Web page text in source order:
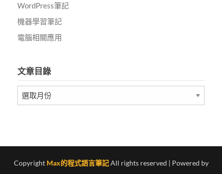
WordPress筆記
機器學習筆記
電腦相關應用
文章目錄
文
章
Copyright Max的程式語言筆記All rights reserved | Powered by